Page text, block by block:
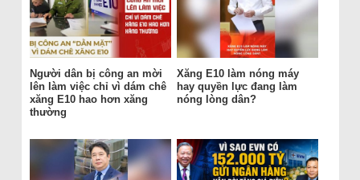
Người dân bị công an mời
lên làm việc chỉ vì dám chê
xăng E10 hao hơn xăng
thường
Xăng E10 làm nóng máy
hay quyền lực đang làm
nóng lòng dân?